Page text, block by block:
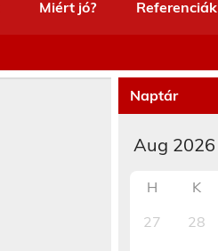
Miért jó? Referenciák
Naptár
H K
27
28